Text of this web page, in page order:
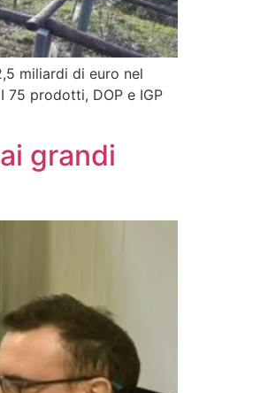
miliardi di euro nel
75 prodotti, DOP e IGP
grandi